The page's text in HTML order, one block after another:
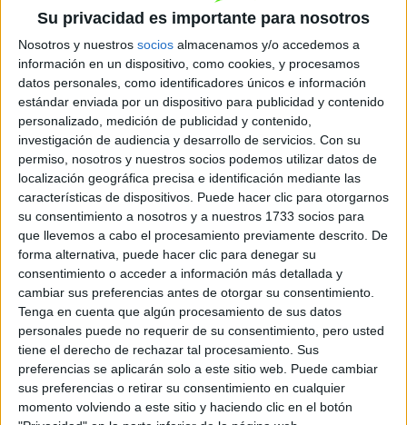
Su privacidad es importante para nosotros
Nosotros y nuestros socios almacenamos y/o accedemos a
información en un dispositivo, como cookies, y procesamos
datos personales, como identificadores únicos e información
estándar enviada por un dispositivo para publicidad y contenido
personalizado, medición de publicidad y contenido,
investigación de audiencia y desarrollo de servicios. Con su
permiso, nosotros y nuestros socios podemos utilizar datos de
localización geográfica precisa e identificación mediante las
características de dispositivos. Puede hacer clic para otorgarnos
su consentimiento a nosotros y a nuestros 1733 socios para
que llevemos a cabo el procesamiento previamente descrito. De
forma alternativa, puede hacer clic para denegar su
consentimiento o acceder a información más detallada y
cambiar sus preferencias antes de otorgar su consentimiento.
Tenga en cuenta que algún procesamiento de sus datos
personales puede no requerir de su consentimiento, pero usted
tiene el derecho de rechazar tal procesamiento. Sus
preferencias se aplicarán solo a este sitio web. Puede cambiar
sus preferencias o retirar su consentimiento en cualquier
momento volviendo a este sitio y haciendo clic en el botón
CR. DE UGENA, S/N
45200 Illescas, Toledo
+
-
| OSM Mapnik
Explora más
¿No es exactamente lo que buscas? Estas son las
alternativas más relevantes.